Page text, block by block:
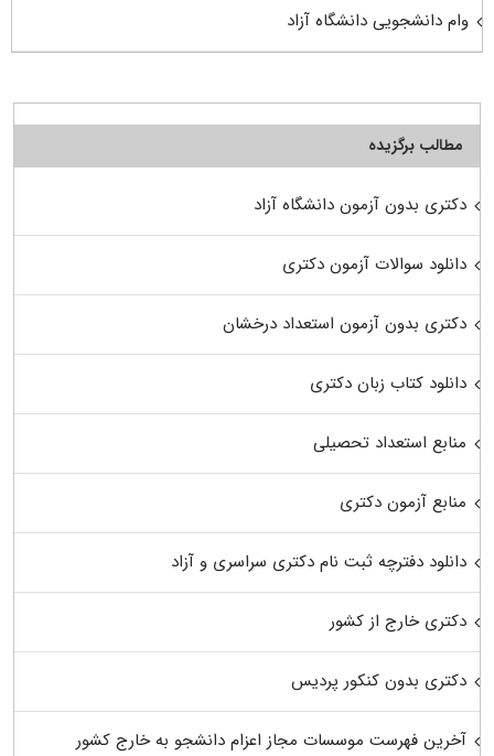
وام دانشجویی دانشگاه آزاد
مطالب برگزیده
دکتری بدون آزمون دانشگاه آزاد
دانلود سوالات آزمون دکتری
دکتری بدون آزمون استعداد درخشان
دانلود کتاب زبان دکتری
منابع استعداد تحصیلی
منابع آزمون دکتری
دانلود دفترچه ثبت نام دکتری سراسری و آزاد
دکتری خارج از کشور
دکتری بدون کنکور پردیس
آخرین فهرست موسسات مجاز اعزام دانشجو به خارج کشور